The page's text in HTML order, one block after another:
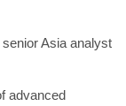
Asia analyst
advanced